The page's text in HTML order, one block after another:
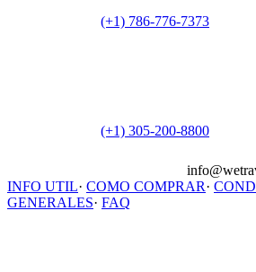
(+1) 786-776-7373
(+1) 305-200-8800
INFO UTIL· COMO COMPRAR·
GENERALES· FAQ